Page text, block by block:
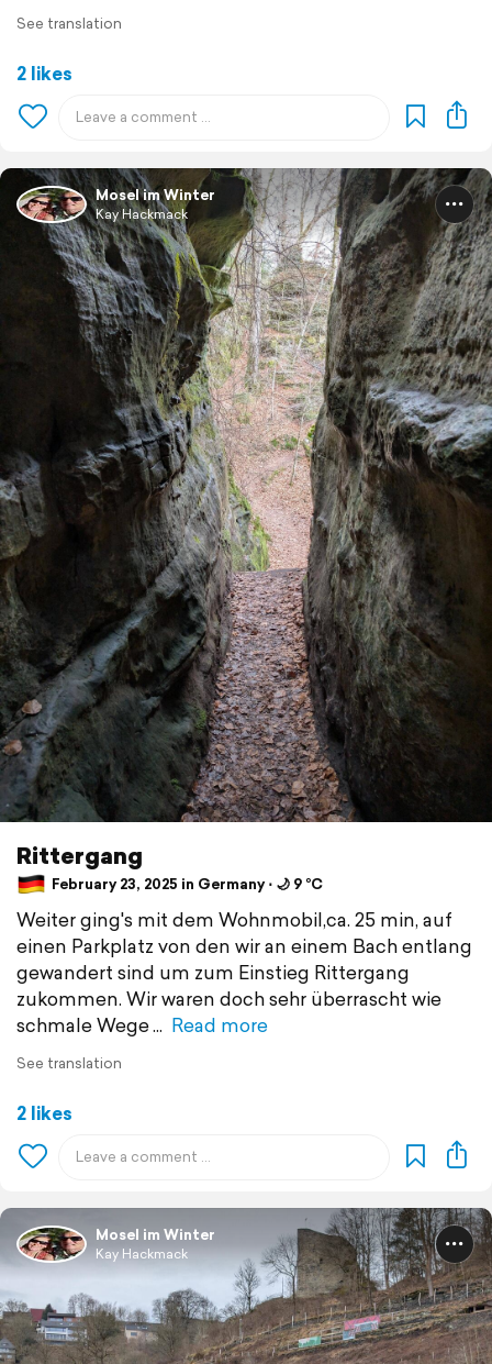
See translation
2 likes
Mosel im Winter
Kay Hackmack
Rittergang
February 23, 2025 in Germany ⋅ 🌙 9 °C
Weiter ging's mit dem Wohnmobil,ca. 25 min, auf
einen Parkplatz von den wir an einem Bach entlang
gewandert sind um zum Einstieg Rittergang
zukommen. Wir waren doch sehr überrascht wie
schmale Wege
Read more
See translation
2 likes
Mosel im Winter
Kay Hackmack